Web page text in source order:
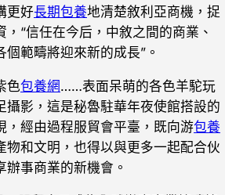
更好長期包養地清楚敘利亞商機，捉
“信任在今后，中敘之間的商業、
範疇將迎來新的成長”。
色包養網……表面呆萌的各色羊駝玩
攝影，這是秘魯駐華年夜使館搭設的
，經由過程服貿會平臺，既向游包養
物和文明，也得以與更多一起配合伙
事商業的新機會。